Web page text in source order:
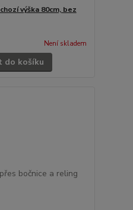
výška 80cm, bez
Není skladem
do košíku